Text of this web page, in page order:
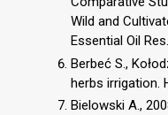
Wild and
Essential Oil
Berbeć S.,
herbs irrigation.
Bielowski A.,